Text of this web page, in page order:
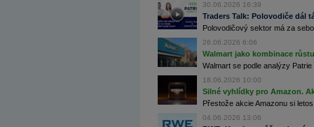
30.06.2026 16:39
Traders Talk: Polovodiče dál
Polovodičový sektor má za
26.06.2026 6:06
Walmart jako kombinace
Walmart se podle analýzy
18.06.2026 10:00
Silné vyhlídky pro Amazon.
Přestože akcie Amazonu si
04.06.2026 13:06